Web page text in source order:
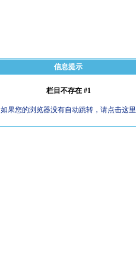
信息提示
栏目不存在 #1
如果您的浏览器没有自动跳转，请点击这里